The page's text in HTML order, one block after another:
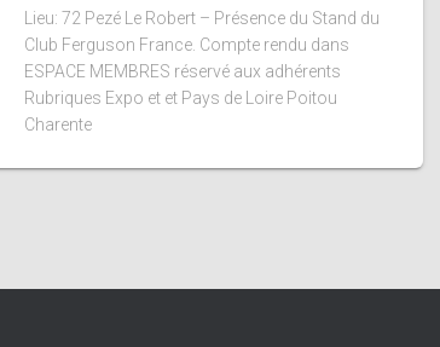
Lieu: 72 Pezé Le Robert – Présence du Stand du
Club Ferguson France. Compte rendu dans
ESPACE MEMBRES réservé aux adhérents
Rubriques Expo et et Pays de Loire Poitou
Charente